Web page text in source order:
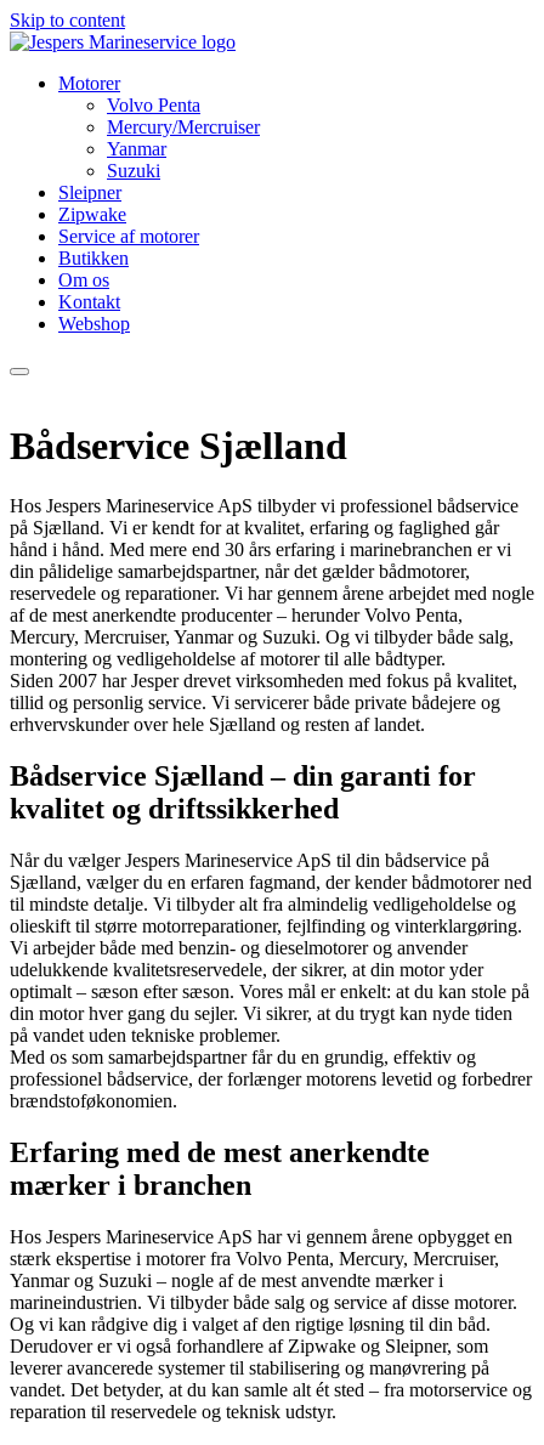
Skip to content
Motorer
Volvo Penta
Mercury/Mercruiser
Yanmar
Suzuki
Sleipner
Zipwake
Service af motorer
Butikken
Om os
Kontakt
Webshop
Bådservice Sjælland
Hos Jespers Marineservice ApS tilbyder vi professionel bådservice
på Sjælland. Vi er kendt for at kvalitet, erfaring og faglighed går
hånd i hånd. Med mere end 30 års erfaring i marinebranchen er vi
din pålidelige samarbejdspartner, når det gælder bådmotorer,
reservedele og reparationer. Vi har gennem årene arbejdet med nogle
af de mest anerkendte producenter – herunder Volvo Penta,
Mercury, Mercruiser, Yanmar og Suzuki. Og vi tilbyder både salg,
montering og vedligeholdelse af motorer til alle bådtyper.
Siden 2007 har Jesper drevet virksomheden med fokus på kvalitet,
tillid og personlig service. Vi servicerer både private bådejere og
erhvervskunder over hele Sjælland og resten af landet.
Bådservice Sjælland – din garanti for
kvalitet og driftssikkerhed
Når du vælger Jespers Marineservice ApS til din bådservice på
Sjælland, vælger du en erfaren fagmand, der kender bådmotorer ned
til mindste detalje. Vi tilbyder alt fra almindelig vedligeholdelse og
olieskift til større motorreparationer, fejlfinding og vinterklargøring.
Vi arbejder både med benzin- og dieselmotorer og anvender
udelukkende kvalitetsreservedele, der sikrer, at din motor yder
optimalt – sæson efter sæson. Vores mål er enkelt: at du kan stole på
din motor hver gang du sejler. Vi sikrer, at du trygt kan nyde tiden
på vandet uden tekniske problemer.
Med os som samarbejdspartner får du en grundig, effektiv og
professionel bådservice, der forlænger motorens levetid og forbedrer
brændstoføkonomien.
Erfaring med de mest anerkendte
mærker i branchen
Hos Jespers Marineservice ApS har vi gennem årene opbygget en
stærk ekspertise i motorer fra Volvo Penta, Mercury, Mercruiser,
Yanmar og Suzuki – nogle af de mest anvendte mærker i
marineindustrien. Vi tilbyder både salg og service af disse motorer.
Og vi kan rådgive dig i valget af den rigtige løsning til din båd.
Derudover er vi også forhandlere af Zipwake og Sleipner, som
leverer avancerede systemer til stabilisering og manøvrering på
vandet. Det betyder, at du kan samle alt ét sted – fra motorservice og
reparation til reservedele og teknisk udstyr.